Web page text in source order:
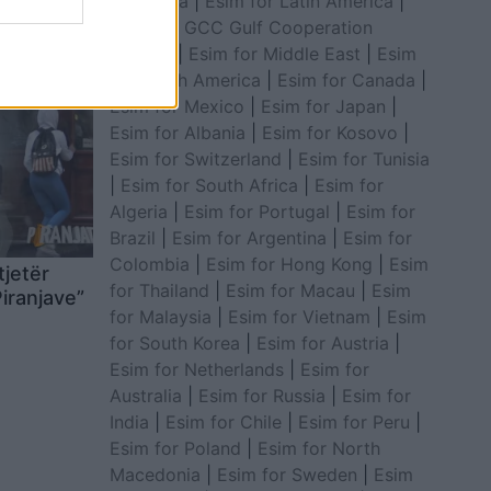
Esim for GCC Gulf Cooperation
Esim for Middle East
Esim
for South America
Esim for Canada
Esim for Mexico
Esim for Japan
Esim for Albania
Esim for Kosovo
Esim for Switzerland
Esim for Tunisia
Esim for South Africa
Esim for
Algeria
Esim for Portugal
Esim for
Brazil
Esim for Argentina
Esim for
Colombia
Esim for Hong Kong
Esim
for Thailand
Esim for Macau
Esim
for Malaysia
Esim for Vietnam
Esim
for South Korea
Esim for Austria
Esim for Netherlands
Esim for
Australia
Esim for Russia
Esim for
India
Esim for Chile Esim for Peru
Esim for Poland
Esim for North
Macedonia
Esim for Sweden
Esim